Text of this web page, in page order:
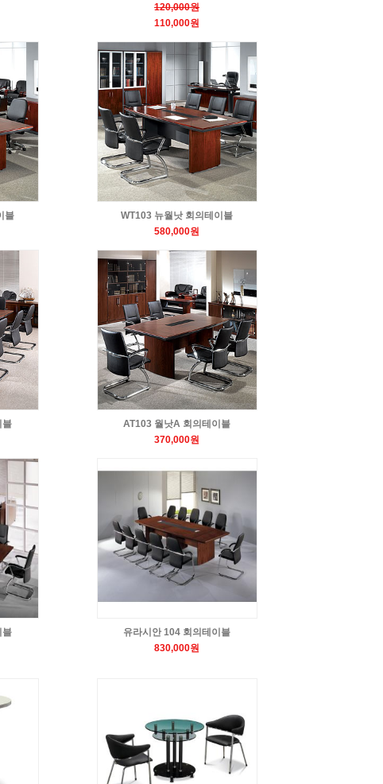
120,000원
110,000원
블
WT103 뉴월낫 회의테이블
580,000원
블
AT103 월낫A 회의테이블
370,000원
블
유라시안 104 회의테이블
830,000원